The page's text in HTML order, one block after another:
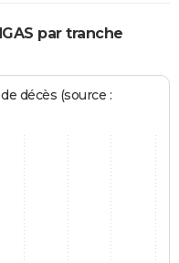
par tranche
décès (source :